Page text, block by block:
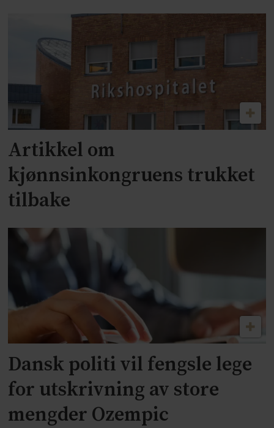
Artikkel om
kjønnsinkongruens trukket
tilbake
Dansk politi vil fengsle lege
for utskrivning av store
mengder Ozempic